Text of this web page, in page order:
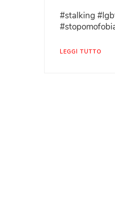
#stalking
LEGGI TUTTO